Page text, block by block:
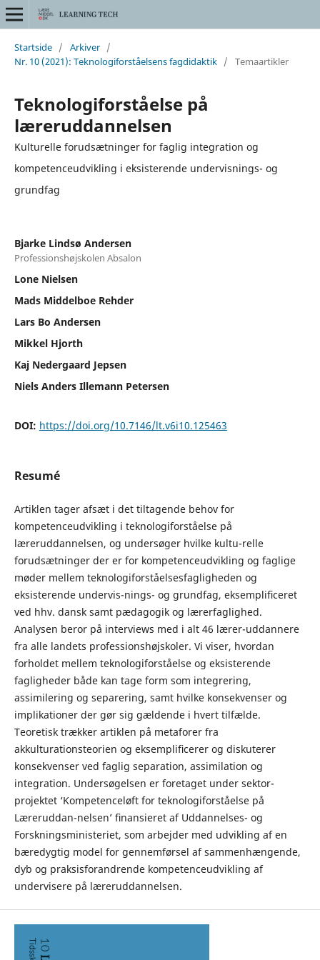
Startside / Arkiver /
Nr. 10 (2021): Teknologiforståelsens fagdidaktik / Temaartikler
Teknologiforståelse på
læreruddannelsen
Kulturelle forudsætninger for faglig integration og
kompetenceudvikling i eksisterende undervisnings- og
grundfag
Bjarke Lindsø Andersen
Professionshøjskolen Absalon
Lone Nielsen
Mads Middelboe Rehder
Lars Bo Andersen
Mikkel Hjorth
Kaj Nedergaard Jepsen
Niels Anders Illemann Petersen
DOI: https://doi.org/10.7146/lt.v6i10.125463
Resumé
Artiklen tager afsæt i det tiltagende behov for
kompetenceudvikling i teknologiforståelse på
læreruddannelsen, og undersøger hvilke kultu-relle
forudsætninger der er for kompetenceudvikling og faglige
møder mellem teknologiforståelsesfagligheden og
eksisterende undervis-nings- og grundfag, eksempliﬁceret
ved hhv. dansk samt pædagogik og lærerfaglighed.
Analysen beror på interviews med i alt 46 lærer-uddannere
fra alle landets professionshøjskoler. Vi viser, hvordan
forholdet mellem teknologiforståelse og eksisterende
fagligheder både kan tage form som integrering,
assimilering og separering, samt hvilke konsekvenser og
implikationer der gør sig gældende i hvert tilfælde.
Teoretisk trækker artiklen på metaforer fra
akkulturationsteorien og eksempliﬁcerer og diskuterer
konsekvenser ved faglig separation, assimilation og
integration. Undersøgelsen er foretaget under sektor-
projektet ‘Kompetenceløft for teknologiforståelse på
Læreruddan-nelsen’ ﬁnansieret af Uddannelses- og
Forskningsministeriet, som arbejder med udvikling af en
bæredygtig model for gennemførsel af sammenhængende,
dyb og praksisforandrende kompetenceudvikling af
undervisere på læreruddannelsen.